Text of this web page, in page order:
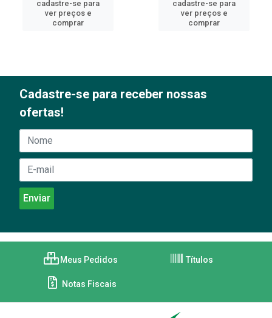
cadastre-se para
ver preços e
comprar
cadastre-se para
ver preços e
comprar
Cadastre-se para receber nossas
ofertas!
Meus Pedidos Títulos
Notas Fiscais